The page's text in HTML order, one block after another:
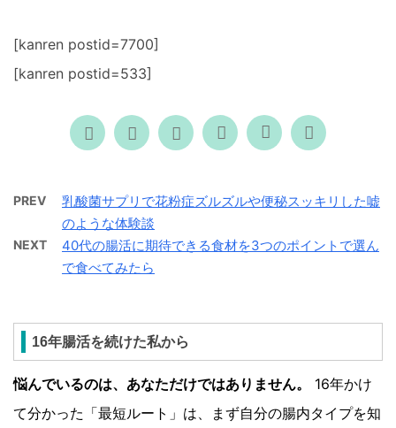
[kanren postid=7700]
[kanren postid=533]
PREV
乳酸菌サプリで花粉症ズルズルや便秘スッキリした嘘
のような体験談
NEXT
40代の腸活に期待できる食材を3つのポイントで選ん
で食べてみたら
16年腸活を続けた私から
悩んでいるのは、あなただけではありません。
16年かけ
て分かった「最短ルート」は、まず自分の腸内タイプを知